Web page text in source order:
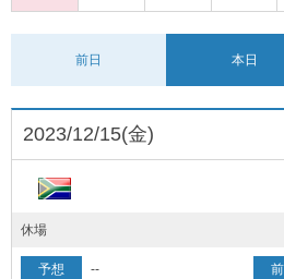
前日 本日
2023/12/15(金)
休場
--